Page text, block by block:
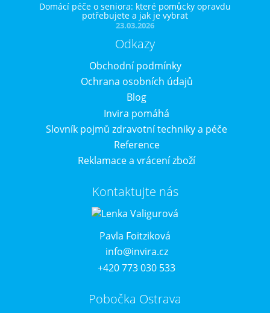
23.03.2026
Domácí péče o seniora: které pomůcky opravdu
potřebujete a jak je vybrat
Odkazy
Obchodní podmínky
Ochrana osobních údajů
Blog
Invira pomáhá
Slovník pojmů zdravotní techniky a péče
Reference
Reklamace a vrácení zboží
Kontaktujte nás
Pavla Foitziková
info@invira.cz
+420 773 030 533
Pobočka Ostrava